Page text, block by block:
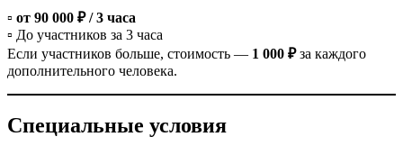
▫️ от 90 000 ₽ / 3 часа
▫️ До участников за 3 часа
Если участников больше, стоимость — 1 000 ₽за каждого
дополнительного человека.
Специальные условия